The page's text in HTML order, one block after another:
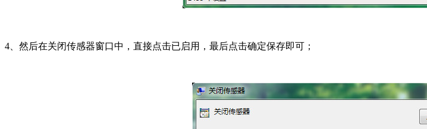
4、然后在关闭传感器窗口中，直接点击已启用，最后点击确定保存即可；